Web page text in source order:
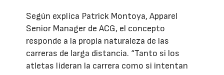
Según explica Patrick Montoya, Apparel
Senior Manager de ACG, el concepto
responde a la propia naturaleza de las
carreras de larga distancia. “Tanto si los
atletas lideran la carrera como si intentan